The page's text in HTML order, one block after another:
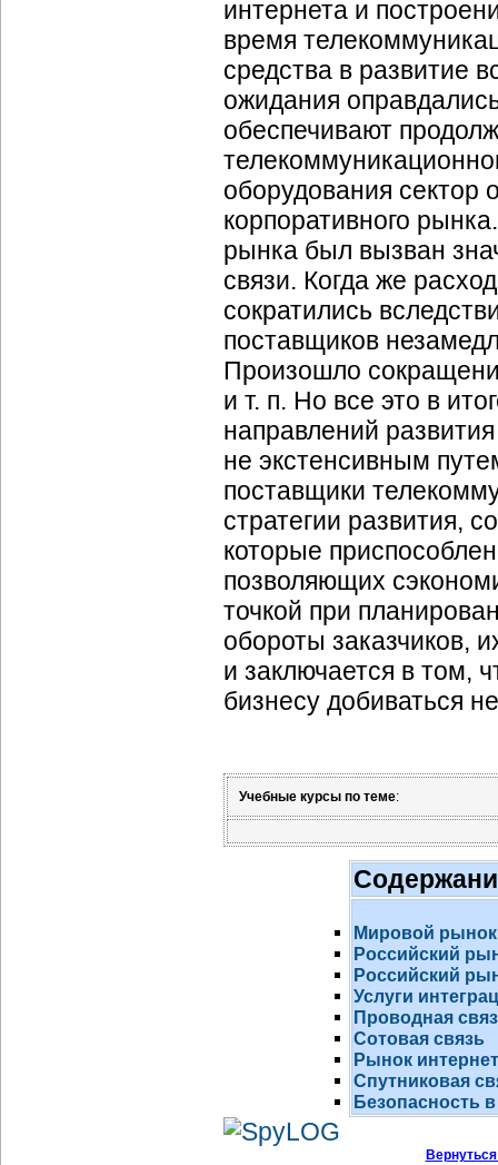
интернета и
время
средства в развитие
ожидания
обеспечивают
оборудования сектор
корпоративного
рынка был вызван
связи. Когда же
сократились
поставщиков
Произошло
и т. п. Но все это в
направлений
не экстенсивным
поставщики
стратегии развития,
которые
позволяющих
точкой при
обороты заказчиков,
и заключается в том,
бизнесу добиваться
Учебные курсы по теме:
Мировой рынок
Российский
Российский
Услуги
Проводная
Сотовая связь
Рынок
Спутниковая
Безопасность